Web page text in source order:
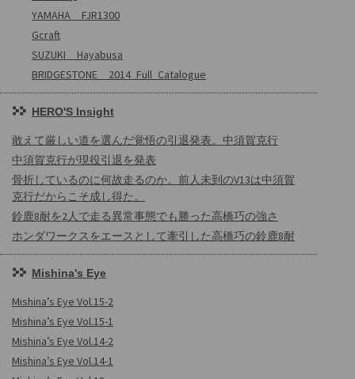
YAMAHA FJR1300
Gcraft
SUZUKI Hayabusa
BRIDGESTONE 2014_Full_Catalogue
HERO'S Insight
敢えて厳しい道を選んだ覚悟の引退発表。中須賀克行
中須賀克行が現役引退を発表
骨折しているのに何故走るのか。前人未到のV13は中須賀
克行だからこそ成し得た。
鈴鹿8耐を2人で走る異常事態でも勝った高橋巧の強さ
ホンダワークスをエースとして牽引した高橋巧の鈴鹿8耐
Mishina's Eye
Mishina’s Eye Vol.15-2
Mishina’s Eye Vol.15-1
Mishina’s Eye Vol.14-2
Mishina’s Eye Vol.14-1